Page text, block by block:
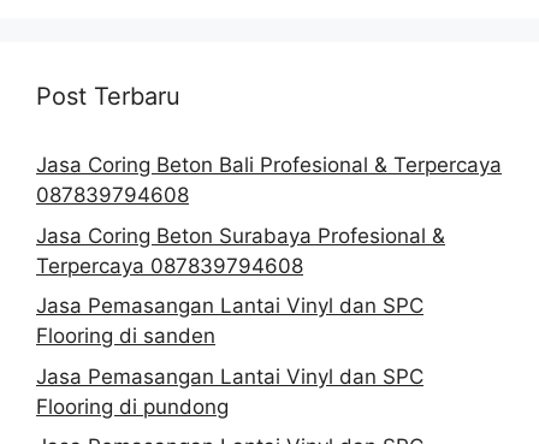
Post Terbaru
Jasa Coring Beton Bali Profesional & Terpercaya
087839794608
Jasa Coring Beton Surabaya Profesional &
Terpercaya 087839794608
Jasa Pemasangan Lantai Vinyl dan SPC
Flooring di sanden
Jasa Pemasangan Lantai Vinyl dan SPC
Flooring di pundong